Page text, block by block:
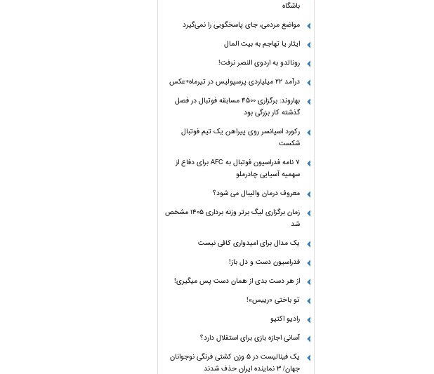
باشگاه
مواضع مردمی، جای پاسخگویی را نمی‌گیرد
ایثار یا تهاجم به بیت المال
رونالدو به اردوی النصر نرفت!
درآمد ۲۲ میلیاردی پرسپولیس در تیرماه+عکس
بهاروند: برگزاری ۴۵۰۰ مسابقه فوتبال در فصل
گذشته کار بزرگی بود
رکورد اسپانسر روی پیراهن یک تیم فوتبال
شکست
۷ نامه فدراسیون فوتبال به AFC برای دفاع از
سهمیه آسیایی چادرملو
معروف درمان والیبال می شود؟
زمان برگزاری لیگ برتر وزنه برداری ۱۴۰۵ مشخص
شد
یک مدال برای امیدواری کافی نیست
فدراسیون دست‌ و دل باز!
از هر دست بدی از همان دست پس میگیری!
تو باختی «رییس»!
رادیو اکتیو
آسانی اجازه بازی برای استقلال دارد؟
یک فینالیست در ۵ وزن کشتی فرنگی نوجوانان
جهان/ ۳ نماینده ایران حذف شدند